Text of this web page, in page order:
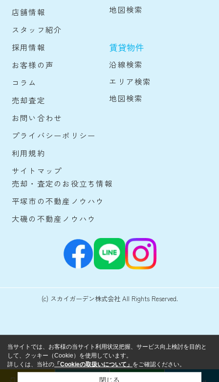
店舗情報
スタッフ紹介
採用情報
お客様の声
コラム
売却査定
お問い合わせ
プライバシーポリシー
利用規約
サイトマップ
地図検索
賃貸物件
沿線検索
エリア検索
地図検索
売却・査定のお役立ち情報
平塚市の不動産ノウハウ
大磯の不動産ノウハウ
(c) スカイガーデン株式会社 All Rights Reserved.
当サイトでは、お客様の当サイト利用状況把握、サービス向上検討を目的と
して、クッキー（Cookie）を使用しています。
詳しくは、当社の 「Cookieの取扱いについて」 をご確認ください。
閉じる